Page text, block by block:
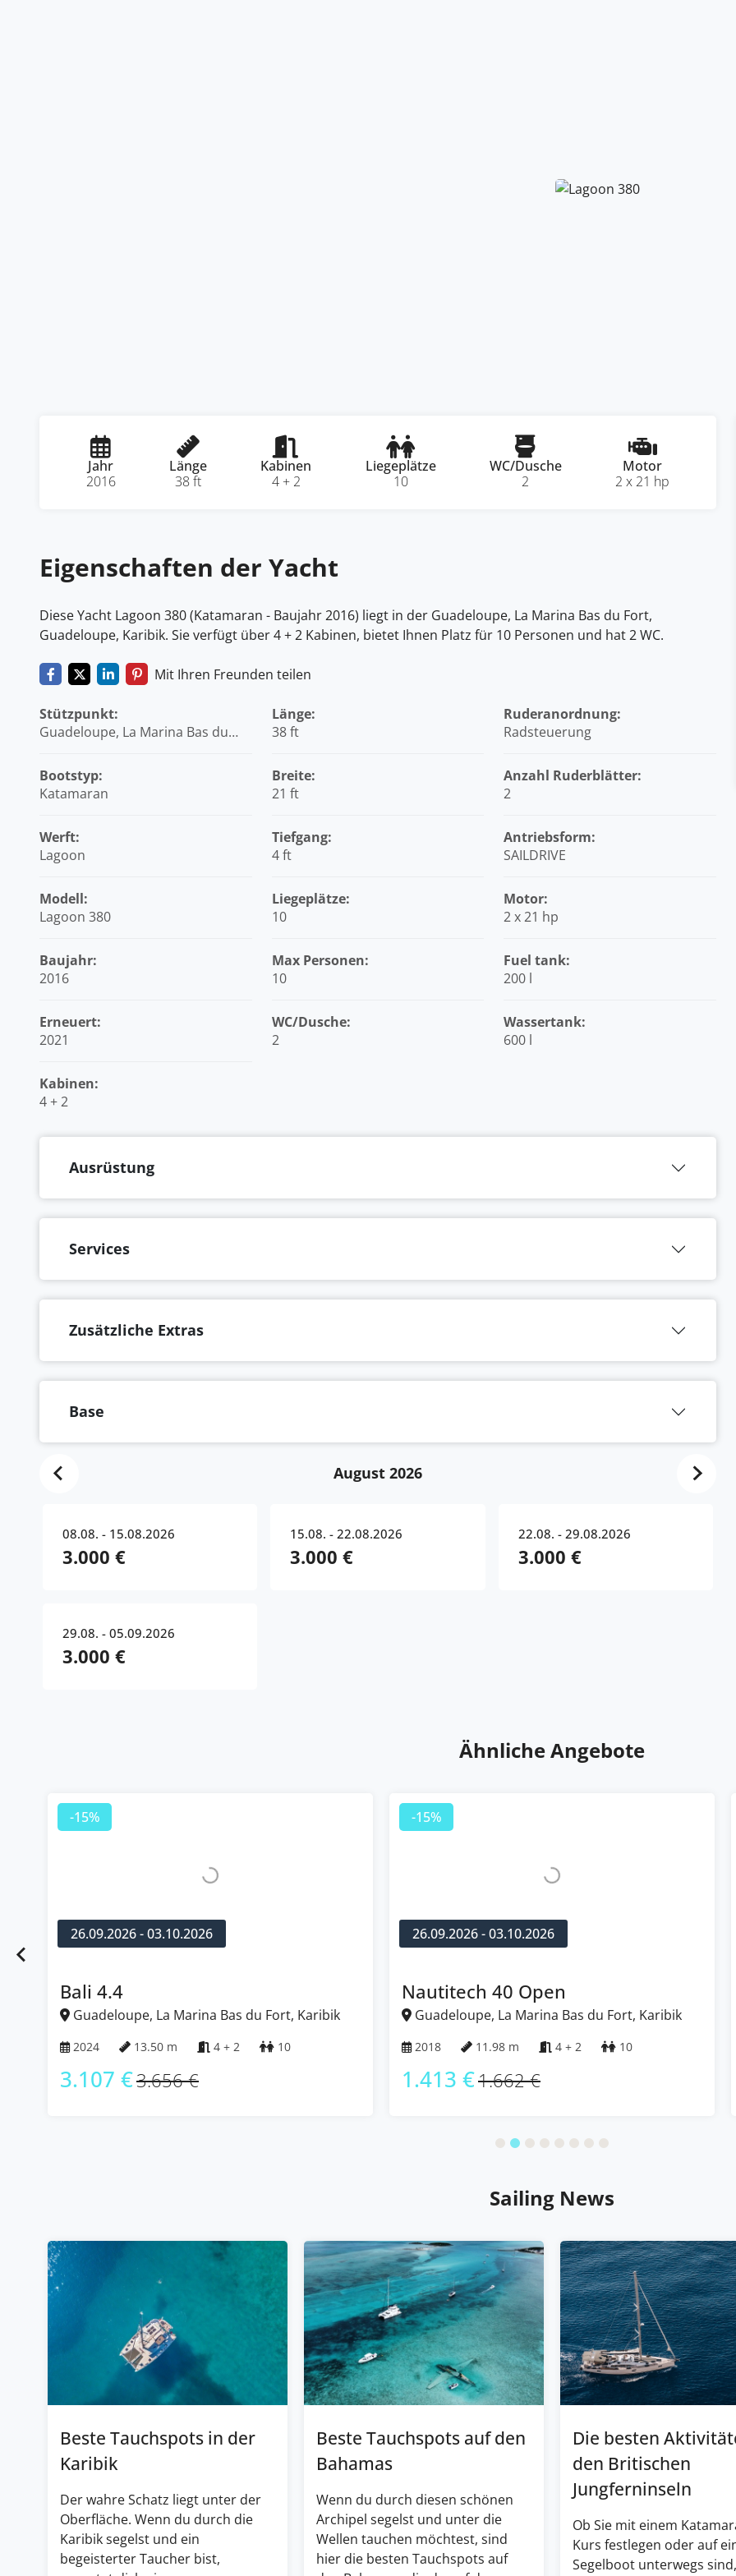
Jahr
2016
Länge
38 ft
Kabinen
4 + 2
Liegeplätze
10
WC/Dusche
2
Motor
2 x 21 hp
Eigenschaften der Yacht
Diese Yacht Lagoon 380 (Katamaran - Baujahr 2016) liegt in der Guadeloupe, La Marina Bas du Fort,
Guadeloupe, Karibik. Sie verfügt über 4 + 2 Kabinen, bietet Ihnen Platz für 10 Personen und hat 2 WC.
Mit Ihren Freunden teilen
Stützpunkt:
Guadeloupe, La Marina Bas du
Bootstyp:
Katamaran
Werft:
Lagoon
Modell:
Lagoon 380
Baujahr:
2016
Erneuert:
2021
Kabinen:
4 + 2
Länge:
38 ft
Breite:
21 ft
Tiefgang:
4 ft
Liegeplätze:
10
Max Personen:
10
WC/Dusche:
2
Ruderanordnung:
Radsteuerung
Anzahl Ruderblätter:
2
Antriebsform:
SAILDRIVE
Motor:
2 x 21 hp
Fuel tank:
200 l
Wassertank:
600 l
Ausrüstung
Services
Zusätzliche Extras
Base
August 2026
08.08. - 15.08.2026
3.000 €
15.08. - 22.08.2026
3.000 €
22.08. - 29.08.2026
3.000 €
29.08. - 05.09.2026
3.000 €
Ähnliche Angebote
-15%
26.09.2026 - 03.10.2026
Bali 4.4
Guadeloupe, La Marina Bas du Fort, Karibik
2024 13.50 m 4 + 2 10
3.107 €3.656 €
-15%
26.09.2026 - 03.10.2026
Nautitech 40 Open
Guadeloupe, La Marina Bas du Fort, Karibik
2018 11.98 m 4 + 2 10
1.413 €1.662 €
Sailing News
Beste Tauchspots in der
Karibik
Der wahre Schatz liegt unter der
Oberfläche. Wenn du durch die
Karibik segelst und ein
begeisterter Taucher bist,
Beste Tauchspots auf den
Bahamas
Wenn du durch diesen schönen
Archipel segelst und unter die
Wellen tauchen möchtest, sind
hier die besten Tauchspots auf
Die besten
den Britischen
Jungferninseln
Ob Sie mit einem
Kurs festlegen oder auf
Segelboot unterwegs